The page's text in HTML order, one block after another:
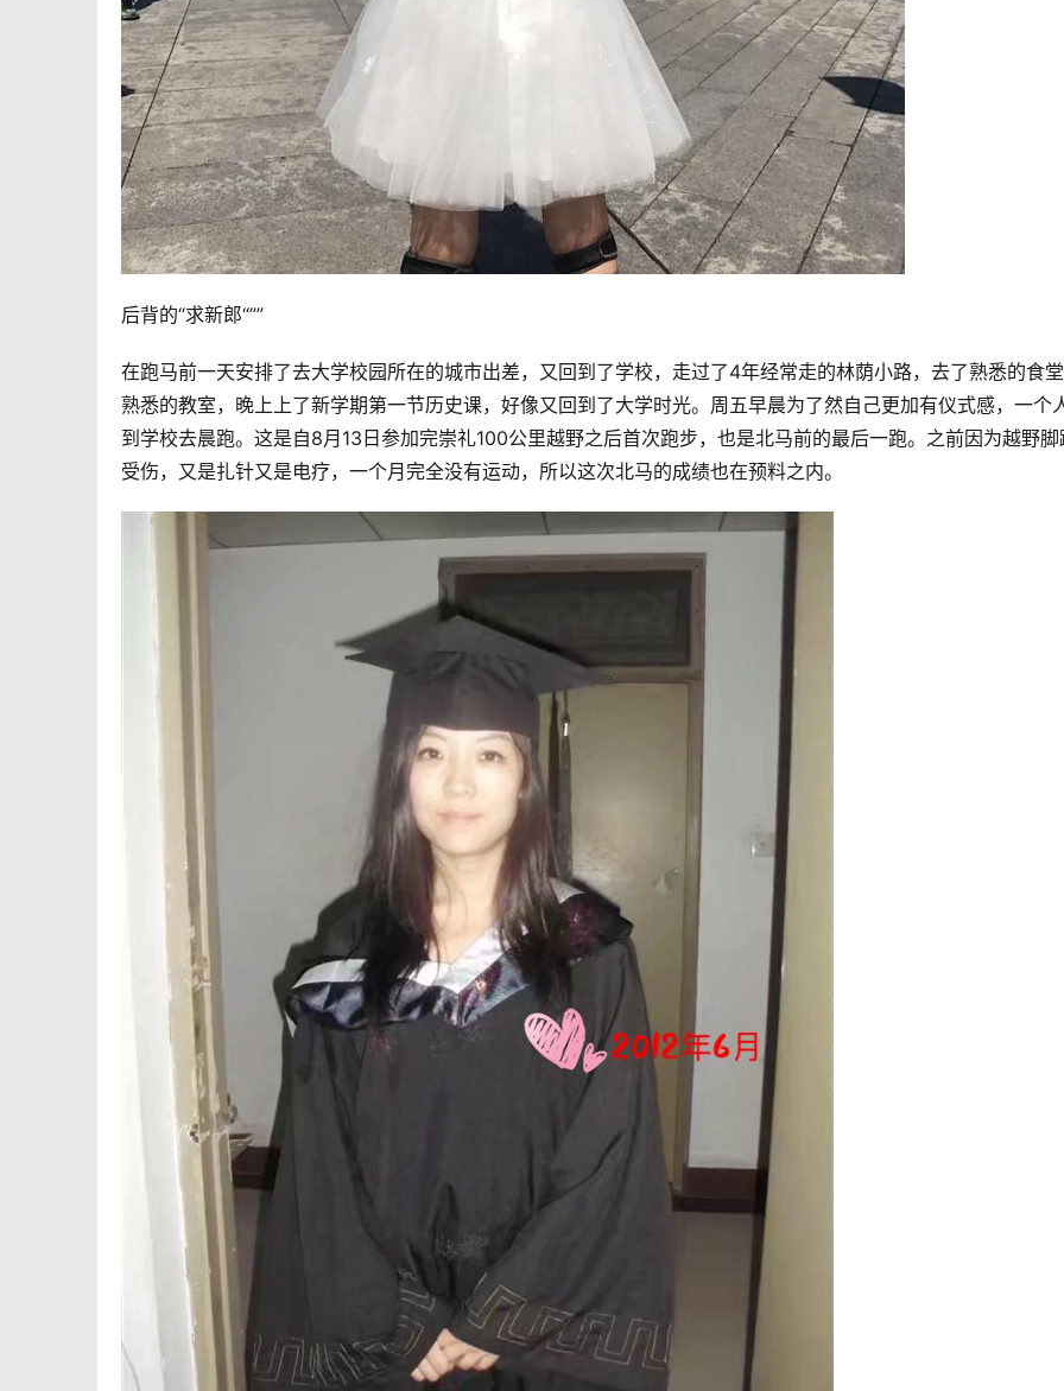
后背的“求新郎“””
在跑马前一天安排了去大学校园所在的城市出差，又回到了学校，走过了4年经常走的林荫小路，去了熟悉的食
熟悉的教室，晚上上了新学期第一节历史课，好像又回到了大学时光。周五早晨为了然自己更加有仪式感，一个
到学校去晨跑。这是自8月13日参加完崇礼100公里越野之后首次跑步，也是北马前的最后一跑。之前因为越野脚
受伤，又是扎针又是电疗，一个月完全没有运动，所以这次北马的成绩也在预料之内。